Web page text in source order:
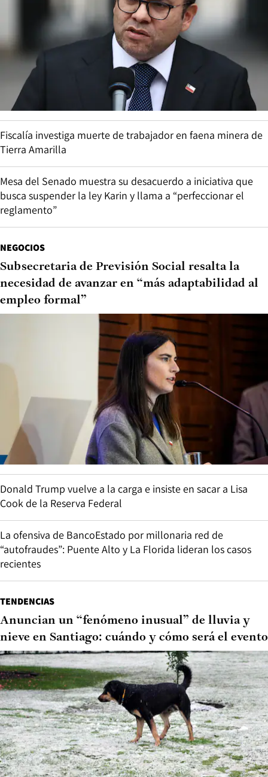
Fiscalía investiga muerte de trabajador en faena minera de
Tierra Amarilla
Mesa del Senado muestra su desacuerdo a iniciativa que
busca suspender la ley Karin y llama a “perfeccionar el
reglamento”
NEGOCIOS
Subsecretaria de Previsión Social resalta la
necesidad de avanzar en “más adaptabilidad al
empleo formal”
Donald Trump vuelve a la carga e insiste en sacar a Lisa
Cook de la Reserva Federal
La ofensiva de BancoEstado por millonaria red de
“autofraudes”: Puente Alto y La Florida lideran los casos
recientes
TENDENCIAS
Anuncian un “fenómeno inusual” de lluvia y
nieve en Santiago: cuándo y cómo será el evento